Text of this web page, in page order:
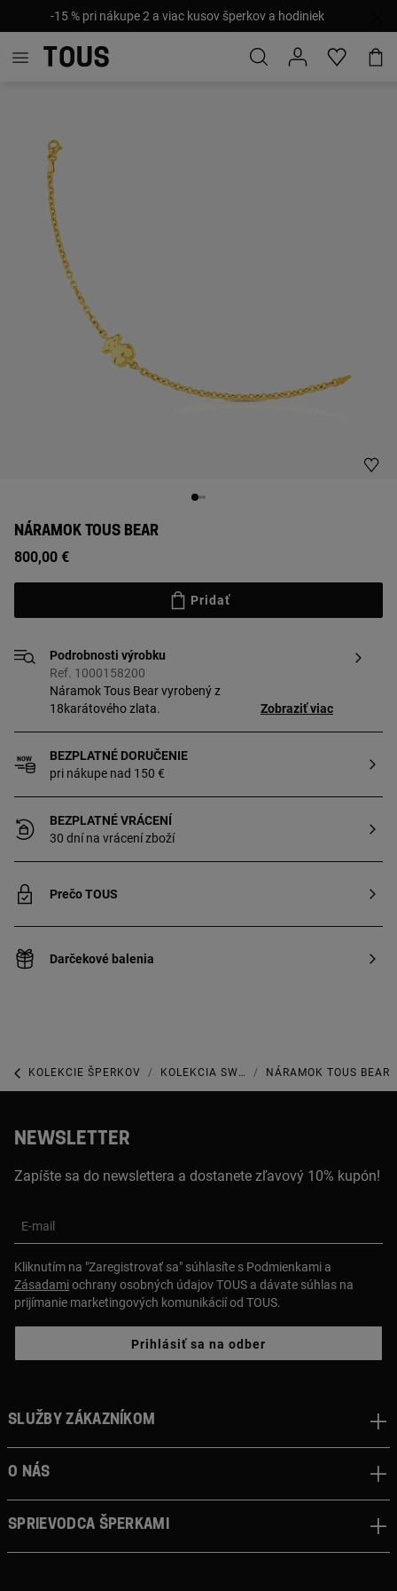
-15 % pri nákupe 2 a viac kusov šperkov a hodiniek
NÁRAMOK TOUS BEAR
800,00 €
Pridať
Podrobnosti výrobku
Ref. 1000158200
Náramok Tous Bear vyrobený z
18karátového zlata.
Zobraziť viac
BEZPLATNÉ DORUČENIE
pri nákupe nad 150 €
BEZPLATNÉ VRÁCENÍ
30 dní na vrácení zboží
Prečo TOUS
Darčekové balenia
KOLEKCIE ŠPERKOV KOLEKCIA SWEET DOLLS NÁRAMOK TOUS BEAR
NEWSLETTER
Zapíšte sa do newslettera a dostanete zľavový 10% kupón!
E-mail
Kliknutím na "Zaregistrovať sa" súhlasíte s Podmienkami a
Zásadamiochrany osobných údajov TOUS a dávate súhlas na
prijímanie marketingových komunikácií od TOUS.
Prihlásiť sa na odber
Služby zákazníkom
O nás
Sprievodca šperkami